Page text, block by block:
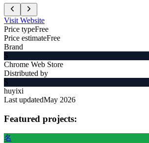
Visit Website
Price typeFree
Price estimateFree
Brand
S
Chrome Web Store
Distributed by
S
huyixi
Last updatedMay 2026
Featured projects:
名